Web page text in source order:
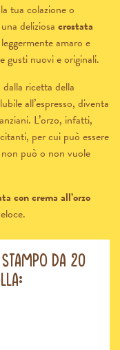
tua colazione o
deliziosa crostata
amaro e
gusti nuovi e originali.
ricetta della
all’espresso, diventa
L’orzo, infatti,
per cui può essere
può o non vuole
con crema all’orzo
da 20